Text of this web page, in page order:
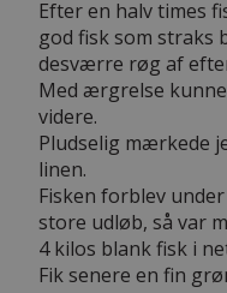
Efter en halv times
god fisk som straks
desværre røg af
Med ærgrelse
videre.
Pludselig mærkede
linen.
Fisken forblev
store udløb, så var
4 kilos blank fisk i
Fik senere en fin